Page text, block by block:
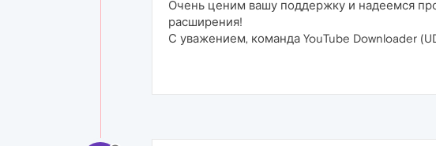
Очень ценим вашу поддержку и надеемся
расширения!
С уважением, команда YouTube Downloader